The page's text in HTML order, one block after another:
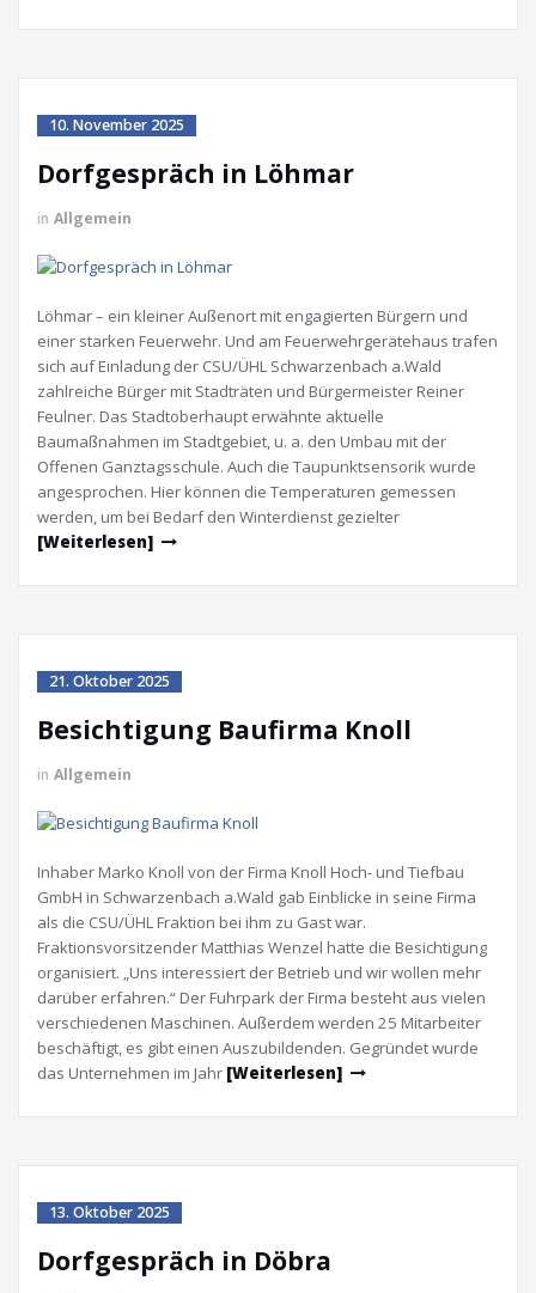
10. November 2025
Dorfgespräch in Löhmar
in Allgemein
Löhmar – ein kleiner Außenort mit engagierten Bürgern und
einer starken Feuerwehr. Und am Feuerwehrgerätehaus trafen
sich auf Einladung der CSU/ÜHL Schwarzenbach a.Wald
zahlreiche Bürger mit Stadträten und Bürgermeister Reiner
Feulner. Das Stadtoberhaupt erwähnte aktuelle
Baumaßnahmen im Stadtgebiet, u. a. den Umbau mit der
Offenen Ganztagsschule. Auch die Taupunktsensorik wurde
angesprochen. Hier können die Temperaturen gemessen
werden, um bei Bedarf den Winterdienst gezielter
[Weiterlesen]
21. Oktober 2025
Besichtigung Baufirma Knoll
in Allgemein
Inhaber Marko Knoll von der Firma Knoll Hoch- und Tiefbau
GmbH in Schwarzenbach a.Wald gab Einblicke in seine Firma
als die CSU/ÜHL Fraktion bei ihm zu Gast war.
Fraktionsvorsitzender Matthias Wenzel hatte die Besichtigung
organisiert. „Uns interessiert der Betrieb und wir wollen mehr
darüber erfahren.“ Der Fuhrpark der Firma besteht aus vielen
verschiedenen Maschinen. Außerdem werden 25 Mitarbeiter
beschäftigt, es gibt einen Auszubildenden. Gegründet wurde
das Unternehmen im Jahr [Weiterlesen]
13. Oktober 2025
Dorfgespräch in Döbra